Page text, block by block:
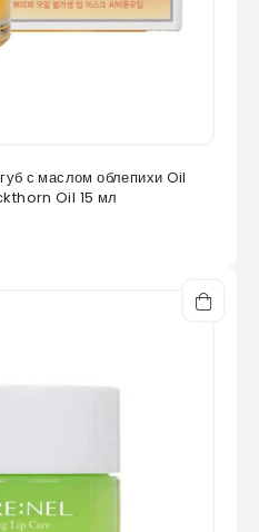
с маслом облепихи Oil
Oil 15 мл